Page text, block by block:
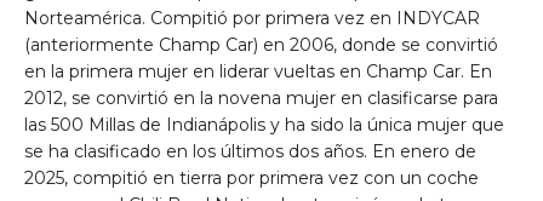
Norteamérica. Compitió por primera vez en INDYCAR
(anteriormente Champ Car) en 2006, donde se convirtió
en la primera mujer en liderar vueltas en Champ Car. En
2012, se convirtió en la novena mujer en clasificarse para
las 500 Millas de Indianápolis y ha sido la única mujer que
se ha clasificado en los últimos dos años. En enero de
2025, compitió en tierra por primera vez con un coche